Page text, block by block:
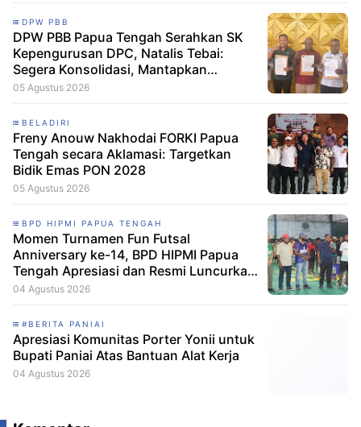
DPW PBB
DPW PBB Papua Tengah Serahkan SK
Kepengurusan DPC, Natalis Tebai:
Segera Konsolidasi, Mantapkan
Langkah Verifikasi, untuk 'Maju' 2029
05 Agustus 2026
BELADIRI
Freny Anouw Nakhodai FORKI Papua
Tengah secara Aklamasi: Targetkan
Bidik Emas PON 2028
05 Agustus 2026
BPD HIPMI PAPUA TENGAH
Momen Turnamen Fun Futsal
Anniversary ke-14, BPD HIPMI Papua
Tengah Apresiasi dan Resmi Luncurkan
Skuad Baru Makamagu Papua FC
04 Agustus 2026
#BERITA PANIAI
Apresiasi Komunitas Porter Yonii untuk
Bupati Paniai Atas Bantuan Alat Kerja
04 Agustus 2026